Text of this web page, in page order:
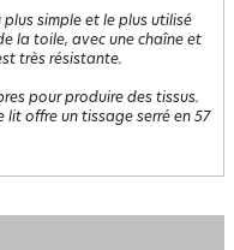
simple et le plus utilisé
la toile, avec une chaîne et
très résistante.
pour produire des tissus.
offre un tissage serré en 57